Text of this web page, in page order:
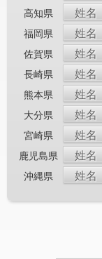
高知県 姓名
福岡県 姓名
佐賀県 姓名
長崎県 姓名
熊本県 姓名
大分県 姓名
宮崎県 姓名
鹿児島県 姓名
沖縄県 姓名